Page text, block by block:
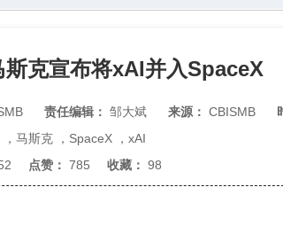
斯克宣布将xAI并入SpaceX
责任编辑： 邹大斌 来源： CBISMB
， 马斯克 ， SpaceX ， xAI
点赞： 785 收藏： 98